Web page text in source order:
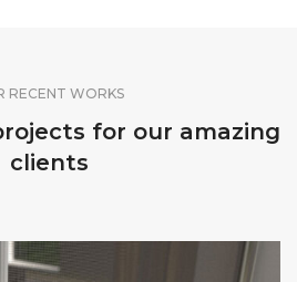
RECENT WORKS
for our amazing
clients